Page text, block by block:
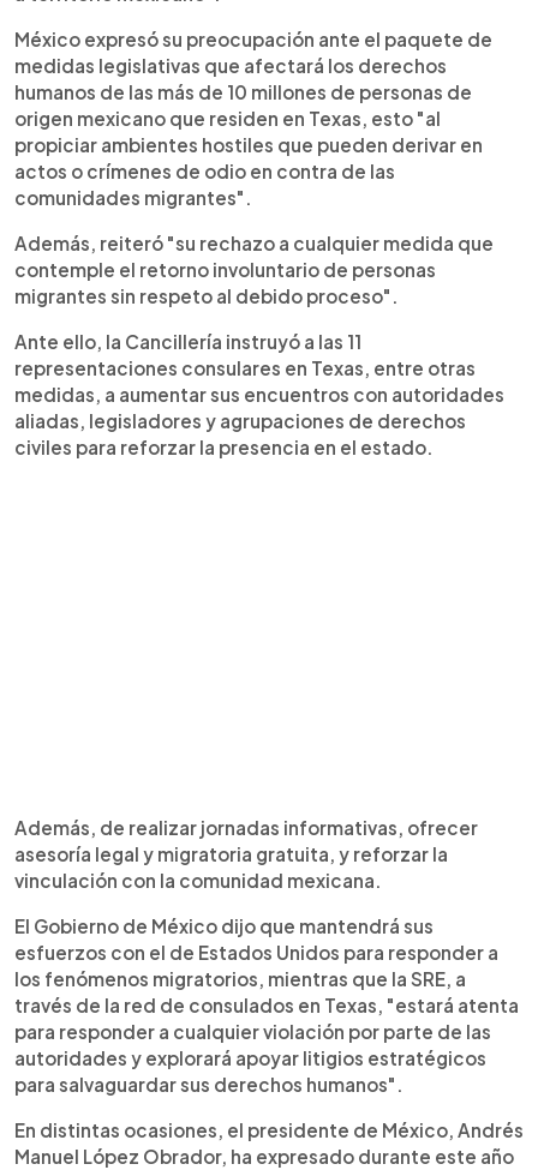
México expresó su preocupación ante el paquete de
medidas legislativas que afectará los derechos
humanos de las más de 10 millones de personas de
origen mexicano que residen en Texas, esto "al
propiciar ambientes hostiles que pueden derivar en
actos o crímenes de odio en contra de las
comunidades migrantes".
Además, reiteró "su rechazo a cualquier medida que
contemple el retorno involuntario de personas
migrantes sin respeto al debido proceso".
Ante ello, la Cancillería instruyó a las 11
representaciones consulares en Texas, entre otras
medidas, a aumentar sus encuentros con autoridades
aliadas, legisladores y agrupaciones de derechos
civiles para reforzar la presencia en el estado.
Además, de realizar jornadas informativas, ofrecer
asesoría legal y migratoria gratuita, y reforzar la
vinculación con la comunidad mexicana.
El Gobierno de México dijo que mantendrá sus
esfuerzos con el de Estados Unidos para responder a
los fenómenos migratorios, mientras que la SRE, a
través de la red de consulados en Texas, "estará atenta
para responder a cualquier violación por parte de las
autoridades y explorará apoyar litigios estratégicos
para salvaguardar sus derechos humanos".
En distintas ocasiones, el presidente de México, Andrés
Manuel López Obrador, ha expresado durante este año